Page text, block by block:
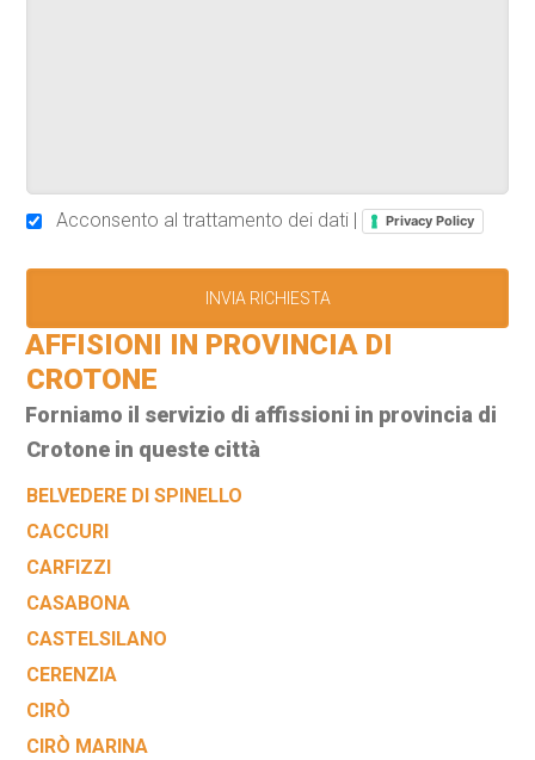
Acconsento al trattamento dei dati | Privacy Policy
AFFISIONI IN PROVINCIA DI
CROTONE
Forniamo il servizio di affissioni in provincia di
Crotone in queste città
BELVEDERE DI SPINELLO
CACCURI
CARFIZZI
CASABONA
CASTELSILANO
CERENZIA
CIRÒ
CIRÒ MARINA